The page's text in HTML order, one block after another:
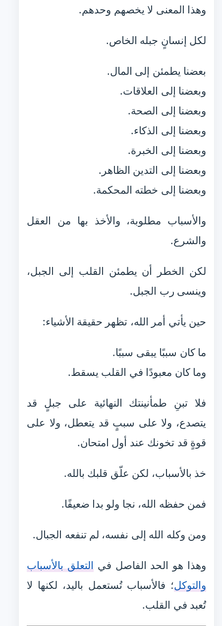
وهذا المعنى لا يخصهم وحدهم.
لكل إنسانٍ جبله الخاص.
بعضنا يطمئن إلى المال.
وبعضنا إلى العلاقات.
وبعضنا إلى الصحة.
وبعضنا إلى الذكاء.
وبعضنا إلى الخبرة.
وبعضنا إلى التدين الظاهر.
وبعضنا إلى خطته المحكمة.
والأسباب مطلوبة، والأخذ بها من العقل
والشرع.
لكن الخطر أن يطمئن القلب إلى الجبل،
وينسى رب الجبل.
حين يأتي أمر الله، تظهر حقيقة الأشياء:
ما كان سببًا يبقى سببًا.
وما كان معبودًا في القلب يسقط.
فلا تبنِ طمأنينتك النهائية على جبلٍ قد
يتصدع، ولا على سببٍ قد يتعطل، ولا على
قوةٍ قد تخونك عند أول امتحان.
خذ بالأسباب، لكن علّق قلبك بالله.
فمن حفظه الله، نجا ولو بدا ضعيفًا.
ومن وكله الله إلى نفسه، لم تنفعه الجبال.
وهذا هو الحد الفاصل في التعلق بالأسباب
والتوكل؛ فالأسباب تُستعمل باليد، لكنها لا
تُعبد في القلب.